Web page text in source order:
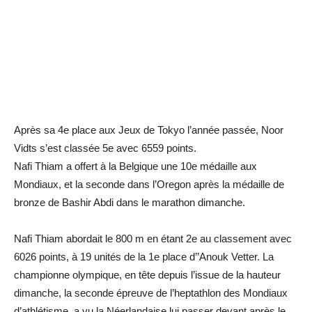
Après sa 4e place aux Jeux de Tokyo l’année passée, Noor
Vidts s’est classée 5e avec 6559 points.
Nafi Thiam a offert à la Belgique une 10e médaille aux
Mondiaux, et la seconde dans l’Oregon après la médaille de
bronze de Bashir Abdi dans le marathon dimanche.
Nafi Thiam abordait le 800 m en étant 2e au classement avec
6026 points, à 19 unités de la 1e place d’’Anouk Vetter. La
championne olympique, en tête depuis l’issue de la hauteur
dimanche, la seconde épreuve de l’heptathlon des Mondiaux